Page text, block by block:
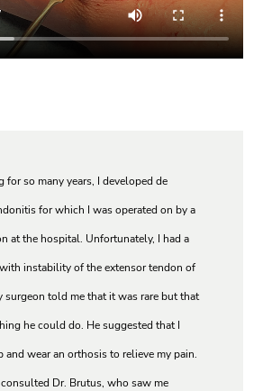
so many years, I developed de
for which I was operated on by a
at the hospital. Unfortunately, I had a
instability of the extensor tendon of
surgeon told me that it was rare but that
he could do. He suggested that I
and wear an orthosis to relieve my pain.
Dr. Brutus, who saw me